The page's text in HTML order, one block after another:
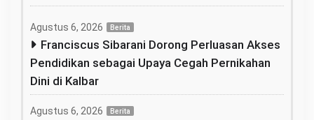
Agustus 6, 2026 Berita
Franciscus Sibarani Dorong Perluasan Akses
Pendidikan sebagai Upaya Cegah Pernikahan
Dini di Kalbar
Agustus 6, 2026 Berita